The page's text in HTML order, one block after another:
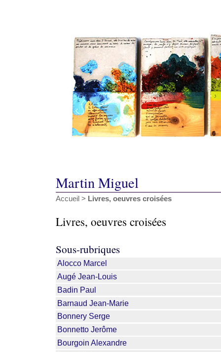
Martin Miguel
Accueil > Livres, oeuvres croisées
Livres, oeuvres croisées
Sous-rubriques
Alocco Marcel
Augé Jean-Louis
Badin Paul
Barnaud Jean-Marie
Bonnery Serge
Bonnetto Jerôme
Bourgoin Alexandre